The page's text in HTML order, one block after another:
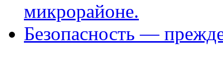
микрорайоне.
Безопасность —